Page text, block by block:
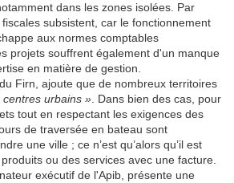
dans les zones isolées. Par
subsistent, car le fonctionnement
aux normes comptables
projets souffrent également d'un manque
en matière de gestion.
Firn, ajoute que de nombreux territoires
urbains » . Dans bien des cas, pour
tout en respectant les exigences des
de traversée en bateau sont
une ville ; ce n’est qu’alors qu’il est
ou des services avec une facture.
exécutif de l'Apib, présente une